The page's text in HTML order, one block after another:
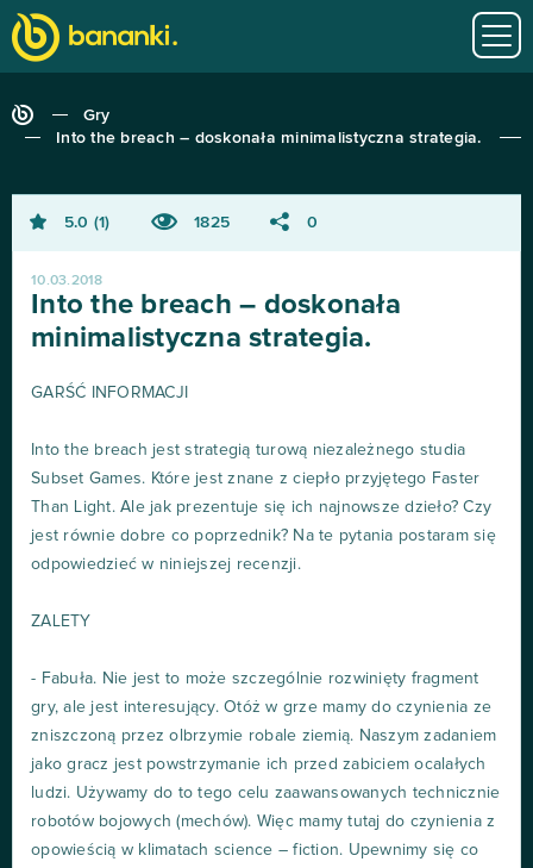
Gry
Into the breach – doskonała minimalistyczna strategia.
5.0 1 1825 0
10.03.2018
Into the breach – doskonała
minimalistyczna strategia.
GARŚĆ INFORMACJI
Into the breach jest strategią turową niezależnego studia
Subset Games. Które jest znane z ciepło przyjętego Faster
Than Light. Ale jak prezentuje się ich najnowsze dzieło? Czy
jest równie dobre co poprzednik? Na te pytania postaram się
odpowiedzieć w niniejszej recenzji.
ZALETY
- Fabuła. Nie jest to może szczególnie rozwinięty fragment
gry, ale jest interesujący. Otóż w grze mamy do czynienia ze
zniszczoną przez olbrzymie robale ziemią. Naszym zadaniem
jako gracz jest powstrzymanie ich przed zabiciem ocalałych
ludzi. Używamy do to tego celu zaawansowanych technicznie
robotów bojowych (mechów). Więc mamy tutaj do czynienia z
opowieścią w klimatach science – fiction. Upewnimy się co